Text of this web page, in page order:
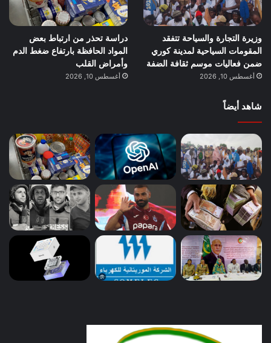
وزيرة التجارة والسياحة تتفقد
المقومات السياحية لمدينة كوري
ضمن فعاليات موسم ثقافة الضفة
أغسطس 10, 2026
دراسة تحذر من ارتباط بعض
المواد الحافظة بارتفاع ضغط الدم
وأمراض القلب
أغسطس 10, 2026
شاهد أيضاً